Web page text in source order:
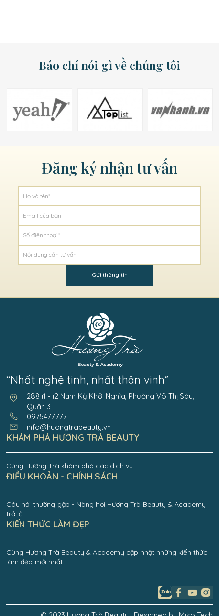
Báo chí nói gì về chúng tôi
Đăng ký nhận tư vấn
Gửi thông tin
“Nhất nghệ tinh, nhất thân vinh”
288 i1 - i2 Nam Kỳ Khởi Nghĩa, Phường Võ Thị Sáu,
Quận 3
0975477777
info@huongtrabeauty.vn
KHÁM PHÁ HƯƠNG TRÀ BEAUTY
Cùng Hương Trà khám phá các dịch vụ
ĐIỀU KHOẢN - CHÍNH SÁCH
Câu hỏi thường gặp - Nàng hỏi Hương Trà Beauty & Academy
trả lời
KIẾN THỨC LÀM ĐẸP
Cùng Hương Trà Beauty & Academy cập nhật những kiến thức
làm đẹp mới nhất